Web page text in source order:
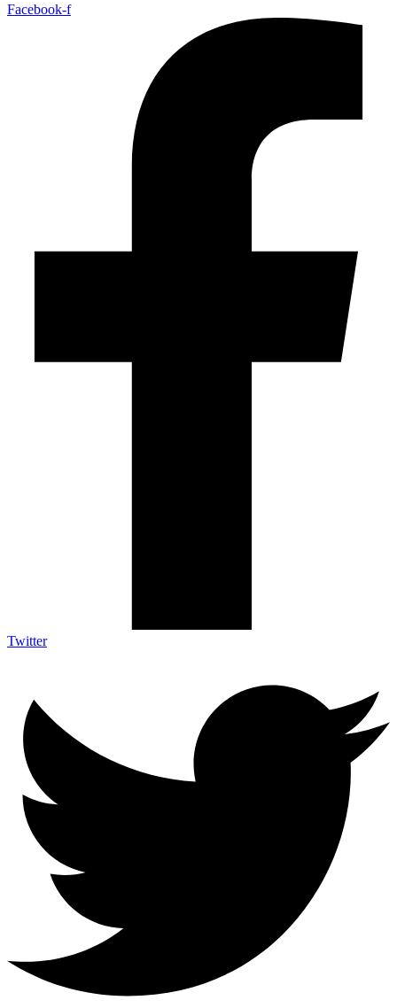
Facebook-f
Twitter